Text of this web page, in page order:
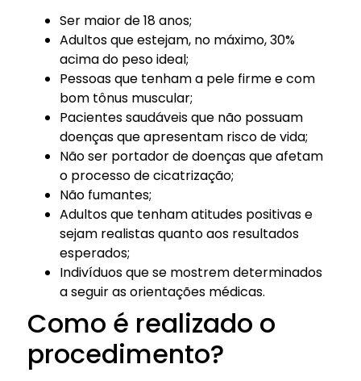
Ser maior de 18 anos;
Adultos que estejam, no máximo, 30%
acima do peso ideal;
Pessoas que tenham a pele firme e com
bom tônus muscular;
Pacientes saudáveis que não possuam
doenças que apresentam risco de vida;
Não ser portador de doenças que afetam
o processo de cicatrização;
Não fumantes;
Adultos que tenham atitudes positivas e
sejam realistas quanto aos resultados
esperados;
Indivíduos que se mostrem determinados
a seguir as orientações médicas.
Como é realizado o
procedimento?